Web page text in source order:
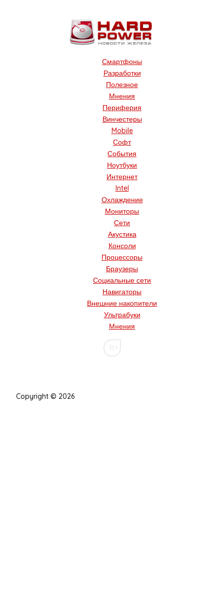
Смартфоны
Разработки
Полезное
Мнения
Периферия
Винчестеры
Mobile
Софт
События
Ноутбуки
Интернет
Intel
Охлаждение
Мониторы
Сети
Акустика
Консоли
Процессоры
Браузеры
Социальные сети
Навигаторы
Внешние накопители
Ультрабуки
Мнения
Copyright © 2026